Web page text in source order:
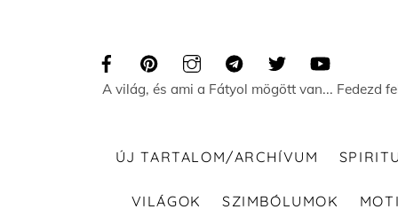
A világ, és ami a Fátyol mögött van... Fedezd
ÚJ TARTALOM/ARCHÍVUM
VILÁGOK SZIMBÓLUMOK